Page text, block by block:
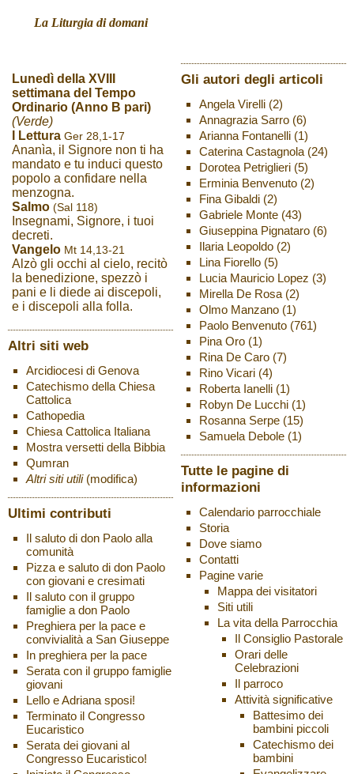
La Liturgia di domani
Lunedì della XVIII
settimana del Tempo
Ordinario (Anno B pari)
(Verde)
I Lettura Ger 28,1-17
Ananìa, il Signore non ti ha
mandato e tu induci questo
popolo a confidare nella
menzogna.
Salmo (Sal 118)
Insegnami, Signore, i tuoi
decreti.
Vangelo Mt 14,13-21
Alzò gli occhi al cielo, recitò
la benedizione, spezzò i
pani e li diede ai discepoli,
e i discepoli alla folla.
Altri siti web
Arcidiocesi di Genova
Catechismo della Chiesa
Cattolica
Cathopedia
Chiesa Cattolica Italiana
Mostra versetti della Bibbia
Qumran
Altri siti utili (modifica)
Ultimi contributi
Il saluto di don Paolo alla
comunità
Pizza e saluto di don Paolo
con giovani e cresimati
Il saluto con il gruppo
famiglie a don Paolo
Preghiera per la pace e
convivialità a San Giuseppe
In preghiera per la pace
Serata con il gruppo famiglie
giovani
Lello e Adriana sposi!
Terminato il Congresso
Eucaristico
Serata dei giovani al
Congresso Eucaristico!
Gli autori degli articoli
Angela Virelli(2)
Annagrazia Sarro(6)
Arianna Fontanelli(1)
Caterina Castagnola(24)
Dorotea Petriglieri(5)
Erminia Benvenuto(2)
Fina Gibaldi(2)
Gabriele Monte(43)
Giuseppina Pignataro(6)
Ilaria Leopoldo(2)
Lina Fiorello(5)
Lucia Mauricio Lopez (3)
Mirella De Rosa(2)
Olmo Manzano(1)
Paolo Benvenuto(761)
Pina Oro(1)
Rina De Caro(7)
Rino Vicari(4)
Roberta Ianelli(1)
Robyn De Lucchi(1)
Rosanna Serpe(15)
Samuela Debole(1)
Tutte le pagine di
informazioni
Calendario parrocchiale
Storia
Dove siamo
Contatti
Pagine varie
Mappa dei visitatori
Siti utili
La vita della Parrocchia
Il Consiglio Pastorale
Orari delle
Celebrazioni
Il parroco
Attività significative
Battesimo dei
bambini piccoli
Catechismo dei
bambini